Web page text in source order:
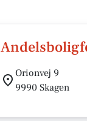
Orionvej 9
9990 Skagen